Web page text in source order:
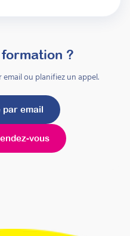
?
ou planifiez un appel.
par email
vous